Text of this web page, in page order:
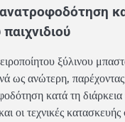
ξύλινου
ως ανώτερη,
κατά τη διάρκεια
οι τεχνικές